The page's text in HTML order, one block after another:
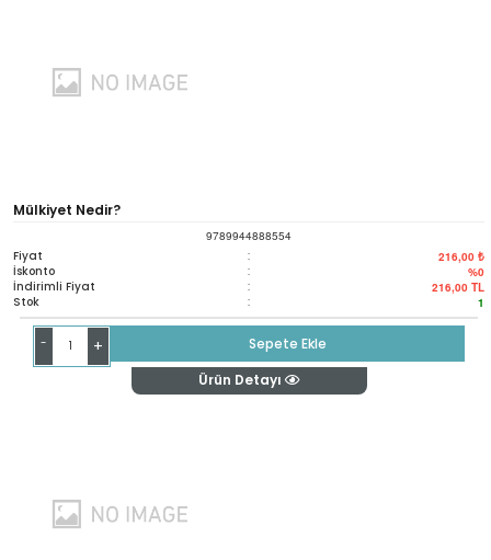
Mülkiyet Nedir?
9789944888554
Fiyat : 216,00 ₺
İskonto : %0
İndirimli Fiyat : 216,00 TL
Stok : 1
- +
Sepete Ekle
Ürün Detayı